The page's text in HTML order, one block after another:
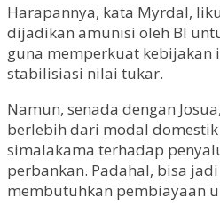
Harapannya, kata Myrdal,
dijadikan amunisi oleh BI
guna memperkuat kebijakan
stabilisiasi nilai tukar.
Namun, senada dengan
berlebih dari modal
simalakama terhadap
perbankan. Padahal, bisa
membutuhkan pembiayaan